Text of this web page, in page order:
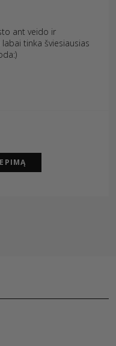
ant veido ir
tinka šviesiausias